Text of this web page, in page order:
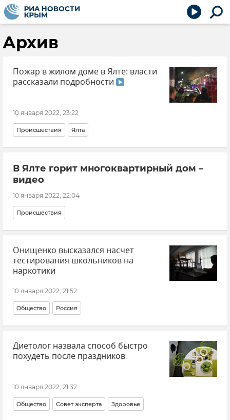
Архив
Пожар в жилом доме в Ялте: власти
рассказали подробности
10 января 2022, 23:22
Происшествия Ялта
В Ялте горит многоквартирный дом –
видео
10 января 2022, 22:04
Происшествия
Онищенко высказался насчет
тестирования школьников на
наркотики
10 января 2022, 21:52
Общество Россия
Диетолог назвала способ быстро
похудеть после праздников
10 января 2022, 21:32
Общество Совет эксперта Здоровье